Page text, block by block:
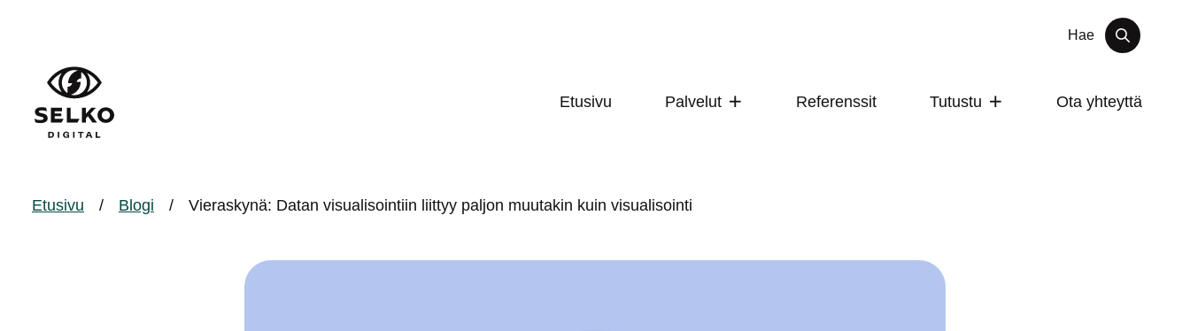
Hae
Etusivu Palvelut Refe­renssit Tutustu Ota yhteyttä
Etusivu / Blogi / Vieraskynä: Datan visualisointiin liittyy paljon muutakin kuin visualisointi